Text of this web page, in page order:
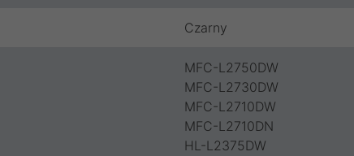
Czarny
MFC-L2750DW
MFC-L2730DW
MFC-L2710DW
MFC-L2710DN
HL-L2375DW